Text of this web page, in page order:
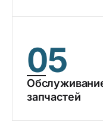
05
запчастей